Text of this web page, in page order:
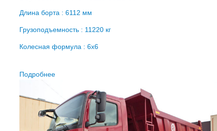
Длина борта : 6112 мм
Грузоподъемность : 11220 кг
Колесная формула : 6х6
Подробнее